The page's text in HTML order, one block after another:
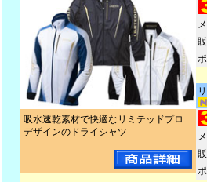
吸水速乾素材で快適なリミテッドプロ
デザインのドライシャツ